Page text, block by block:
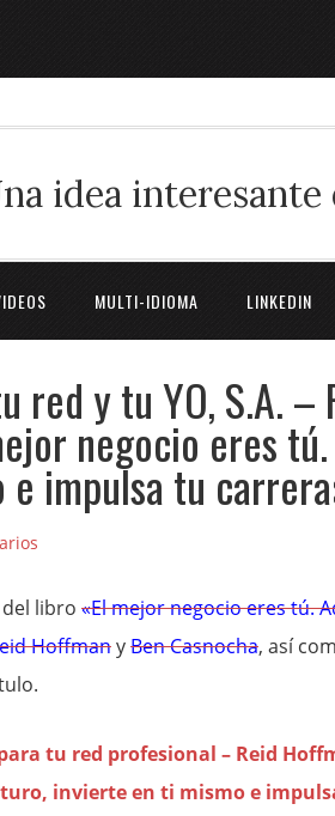
idea interesante
MULTI-IDIOMA LINKEDIN
y tu YO, S.A. –
negocio eres
impulsa tu
del libro «El mejor negocio eres tú.
HoffmanyBen Casnocha, así
tu red profesional – Reid
invierte en ti mismo e